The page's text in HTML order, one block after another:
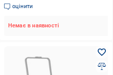
оцінити
Немає в наявності